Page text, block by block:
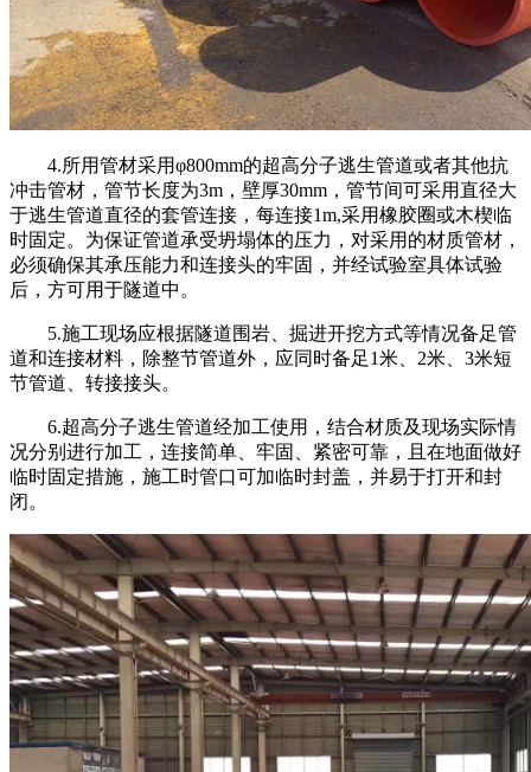
4.所用管材采用φ800mm的超高分子逃生管道或者其他抗
冲击管材，管节长度为3m ，壁厚30mm ，管节间可采用直径大
于逃生管道直径的套管连接，每连接1m,采用橡胶圈或木楔临
时固定。为保证管道承受坍塌体的压力，对采用的材质管材，
必须确保其承压能力和连接头的牢固，并经试验室具体试验
后，方可用于隧道中。
5.施工现场应根据隧道围岩、掘进开挖方式等情况备足管
道和连接材料，除整节管道外，应同时备足1米、 2米、 3米短
节管道、转接接头。
6.超高分子逃生管道经加工使用，结合材质及现场实际情
况分别进行加工，连接简单、牢固、紧密可靠，且在地面做好
临时固定措施，施工时管口可加临时封盖，并易于打开和封
闭。